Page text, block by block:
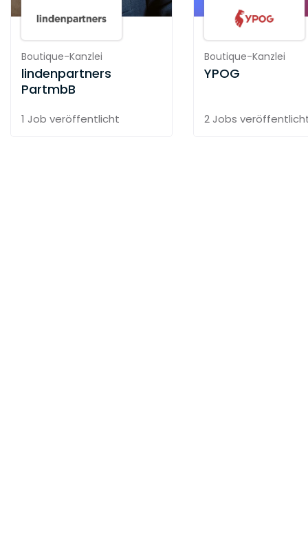
Boutique-Kanzlei
lindenpartners
PartmbB
1 Job veröffentlicht
Boutique-Kanzlei
YPOG
2 Jobs